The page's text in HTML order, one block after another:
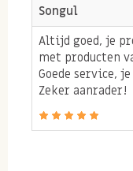
Songul
Altijd goed, je
met producten
Goede service,
Zeker aanrader!